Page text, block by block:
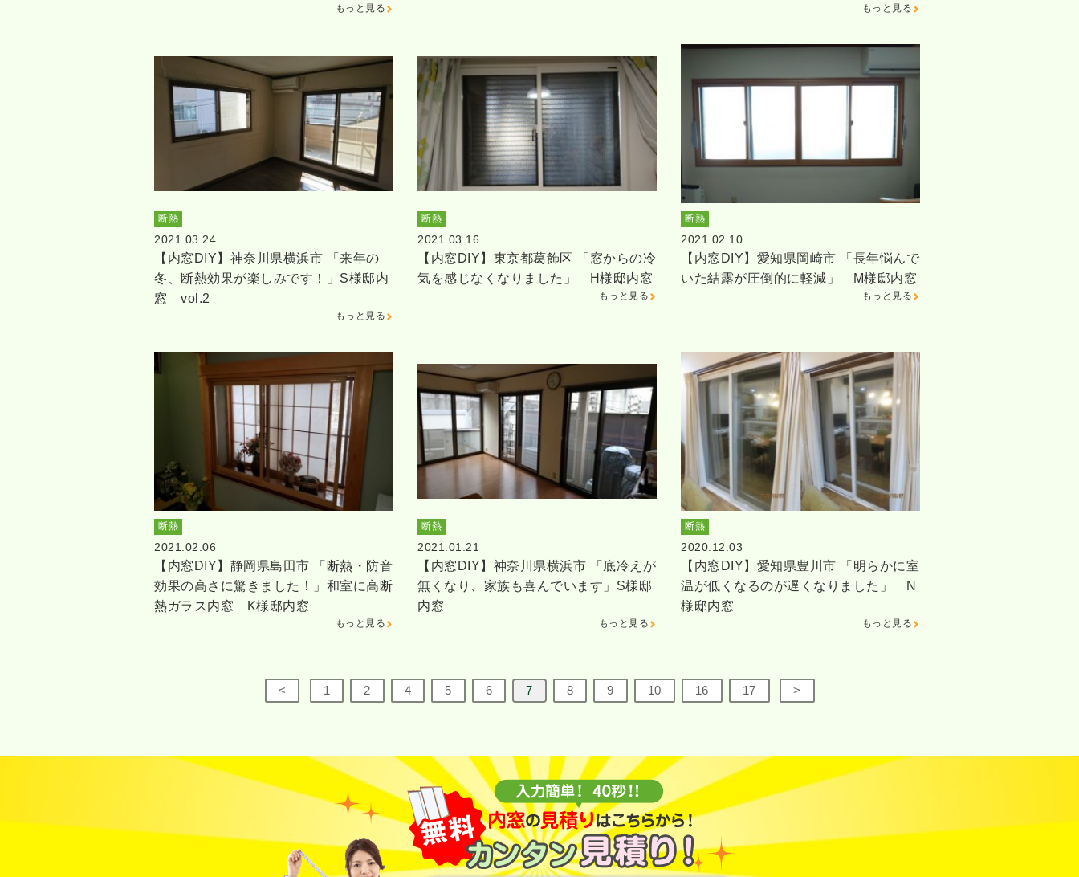
もっと見る もっと見る
断熱
2021.03.24
【内窓DIY】神奈川県横浜市 「来年の
冬、断熱効果が楽しみです！」S様邸内
窓 vol.2
もっと見る
断熱
2021.03.16
【内窓DIY】東京都葛飾区 「窓からの冷
気を感じなくなりました」 H様邸内窓
もっと見る
断熱
2021.02.10
【内窓DIY】愛知県岡崎市 「長年悩んで
いた結露が圧倒的に軽減」 M様邸内窓
もっと見る
断熱
2021.02.06
【内窓DIY】静岡県島田市 「断熱・防音
効果の高さに驚きました！」和室に高断
熱ガラス内窓 K様邸内窓
もっと見る
断熱
2021.01.21
【内窓DIY】神奈川県横浜市 「底冷えが
無くなり、家族も喜んでいます」S様邸
内窓
もっと見る
断熱
2020.12.03
【内窓DIY】愛知県豊川市 「明らかに室
温が低くなるのが遅くなりました」 N
様邸内窓
もっと見る
< 1 2 4 5 6 7 8 9 10 16 17 >